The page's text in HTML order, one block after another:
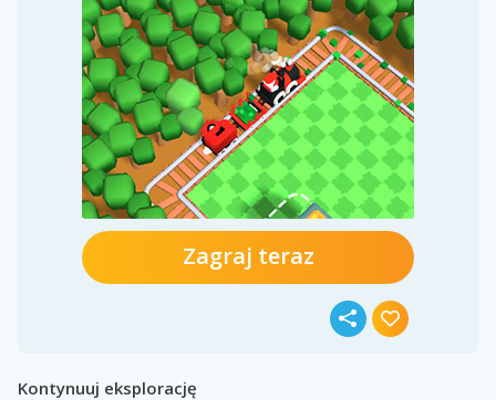
Zagraj teraz
Kontynuuj eksplorację